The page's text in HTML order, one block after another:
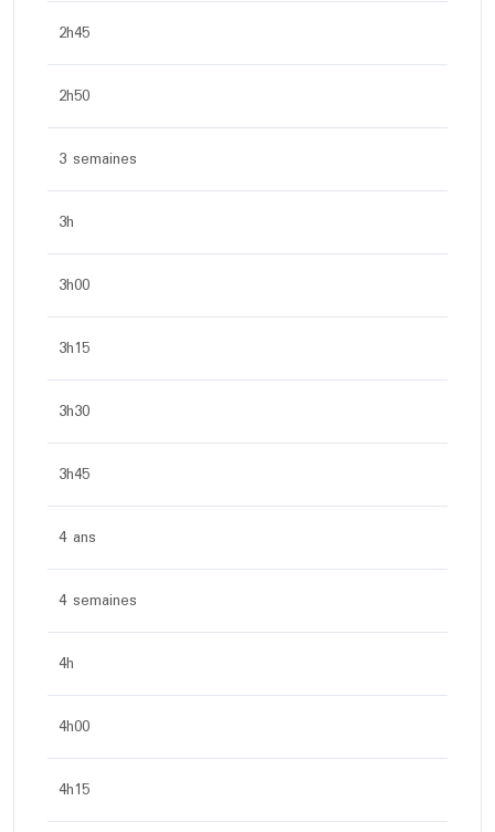
2h45
2h50
3 semaines
3h
3h00
3h15
3h30
3h45
4 ans
4 semaines
4h
4h00
4h15